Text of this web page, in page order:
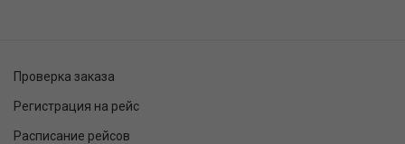
Проверка заказа
Регистрация на рейс
Расписание рейсов